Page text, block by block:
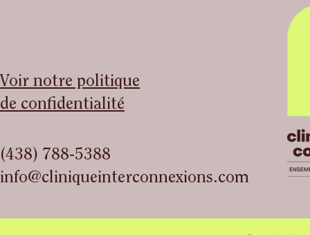
(438) 788-5388
info@cliniqueinterconnexions.com
Voir notre politique
de confidentialité